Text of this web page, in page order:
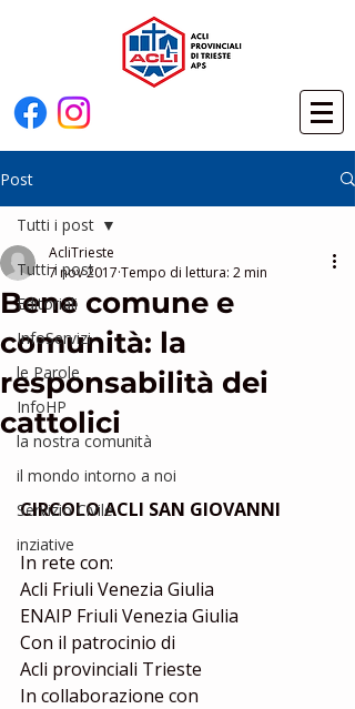
Post
Tutti i post
Editoriali
InfoServizi
le Parole
InfoHP
la nostra comunità
il mondo intorno a noi
Servizio Civile
inziative
Tutti i post
Bene comune e
comunità: la
responsabilità dei
cattolici
AcliTrieste
7 nov 2017 Tempo di lettura: 2 min
CIRCOLO ACLI SAN GIOVANNI
In rete con:
Acli Friuli Venezia Giulia
ENAIP Friuli Venezia Giulia
Con il patrocinio di
Acli provinciali Trieste
In collaborazione con